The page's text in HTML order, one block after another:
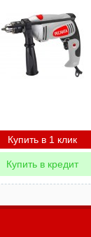
Купить в 1 клик
Купить в кредит